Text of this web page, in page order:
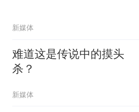
新媒体
难道这是传说中的摸头
杀？
新媒体